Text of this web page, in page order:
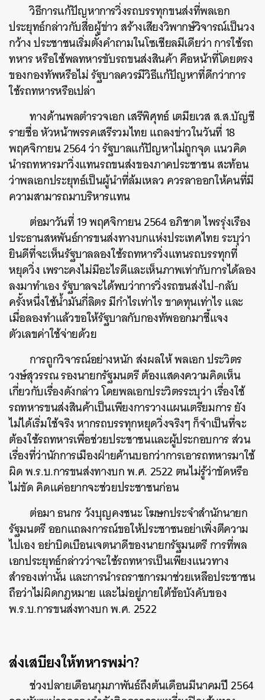
วิธีการแก้ปัญหาการวิ่งรถบรรทุกขนส่งที่พลเอก
ประยุทธ์กล่าวกับสื่อผู้ข่าว สร้างเสียงวิพากษ์วิจารณ์เป็นวง
กว้าง ประชาชนเริ่มตั้งคำถามในโซเชียลมีเดียว่า การใช้รถ
ทหาร หรือใช้พลทหารขับรถขนส่งสินค้า คือหน้าที่โดยตรง
ของกองทัพหรือไม่ รัฐบาลควรมีวิธีแก้ปัญหาที่ดีกว่าการ
ใช้รถทหารหรือเปล่า
ทางด้านพลตำรวจเอก เสรีพิศุทธ์ เตมียเวส ส.ส.บัญชี
รายชื่อ หัวหน้าพรรคเสรีรวมไทย แถลงข่าวในวันที่ 18
พฤศจิกายน 2564 ว่า รัฐบาลแก้ปัญหาไม่ถูกจุด แนวคิด
นำรถทหารมาวิ่งแทนรถขนส่งของภาคประชาชน สะท้อน
ว่าพลเอกประยุทธ์เป็นผู้นำที่ล้มเหลว ควรลาออกให้คนที่มี
ความสามารถมาบริหารแทน
ต่อมาวันที่ 19 พฤศจิกายน 2564 อภิชาต ไพรรุ่งเรือง
ประธานสหพันธ์การขนส่งทางบกแห่งประเทศไทย ระบุว่า
ยินดีที่จะเห็นรัฐบาลลองใช้รถทหารวิ่งแทนรถบรรทุกที่
หยุดวิ่ง เพราะคงไม่มีอะไรดีและเห็นภาพเท่ากับการได้ลอง
ลงมาทำเอง รัฐบาลจะได้พบว่าการวิ่งรถขนส่งไป-กลับ
ครั้งหนึ่งใช้น้ำมันกี่ลิตร มีกำไรเท่าไร ขาดทุนเท่าไร และ
เมื่อลองทำแล้วขอให้รัฐบาลกับกองทัพออกมาชี้แจง
ตัวเลขค่าใช้จ่ายด้วย
การถูกวิจารณ์อย่างหนัก ส่งผลให้ พลเอก ประวิตร
วงษ์สุวรรณ รองนายกรัฐมนตรี ต้องแสดงความคิดเห็น
เกี่ยวกับเรื่องดังกล่าว โดยพลเอกประวิตรระบุว่า เรื่องใช้
รถทหารขนส่งสินค้าเป็นเพียงการวางแผนเตรียมการ ยัง
ไม่ได้เริ่มใช้จริง หากรถบรรทุกหยุดวิ่งจริงๆ ก็จำเป็นที่จะ
ต้องใช้รถทหารเพื่อช่วยประชาชนและผู้ประกอบการ ส่วน
เรื่องที่ว่านักการเมืองฝ่ายค้านบอกว่าการเอารถทหารมาใช้
ผิด พ.ร.บ.การขนส่งทางบก พ.ศ. 2522 ตนไม่รู้ว่าขัดหรือ
ไม่ขัด คิดแค่อยากจะช่วยประชาชนก่อน
ต่อมา ธนกร วังบุญคงชนะ โฆษกประจำสำนักนายก
รัฐมนตรี ออกแถลงการณ์ขอให้ประชาชนอย่าเพิ่งตีความ
ไปเอง อย่าบิดเบือนเจตนาดีของนายกรัฐมนตรี การที่พล
เอกประยุทธ์กล่าวว่าจะใช้รถทหารเป็นเพียงแนวทาง
สำรองเท่านั้น และการนำรถราชการมาช่วยเหลือประชาชน
ถือว่าไม่ผิดกฎหมาย และไม่อยู่ภายใต้ข้อบังคับของ
พ.ร.บ.การขนส่งทางบก พ.ศ. 2522
ส่งเสบียงให้ทหารพม่า?
ช่วงปลายเดือนกุมภาพันธ์ถึงต้นเดือนมีนาคมปี 2564